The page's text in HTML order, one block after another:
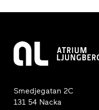
Smedjegatan 2C
131 54 Nacka